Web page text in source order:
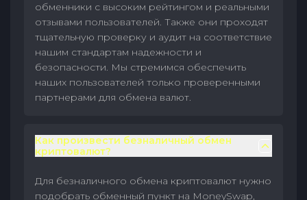
обменники с высоким рейтингом и реальными
отзывами пользователей. Также они проходят
тщательную проверку и аудит на соответствие
нашим стандартам надежности и
безопасности. Мы стремимся обеспечить
наших пользователей только проверенными
партнерами для обмена валют.
Как произвести безналичный обмен
криптовалют?
Для безналичного обмена криптовалют нужно
подобрать обменный пункт на MoneySwap,